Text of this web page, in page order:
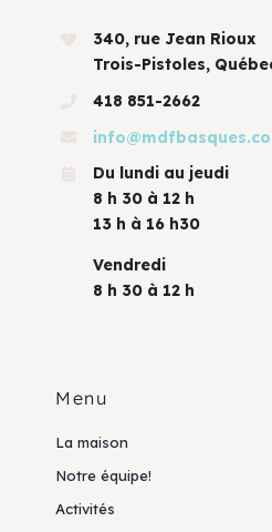
340, rue Jean Rioux
Trois-Pistoles,
418 851-2662
Du lundi au jeudi
8 h 30 à 12 h
13 h à 16 h30
Vendredi
8 h 30 à 12 h
Menu
La maison
Notre équipe!
Activités